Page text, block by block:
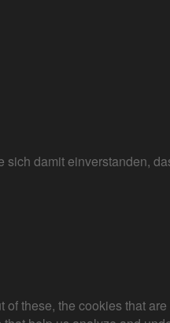
damit einverstanden,
these, the cookies that